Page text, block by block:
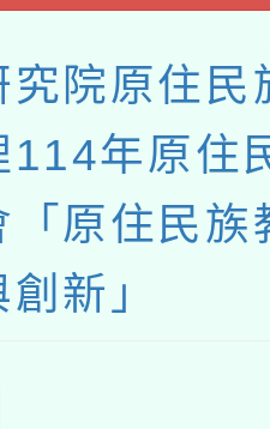
究院原住民
114年原住
「原住民族
新」